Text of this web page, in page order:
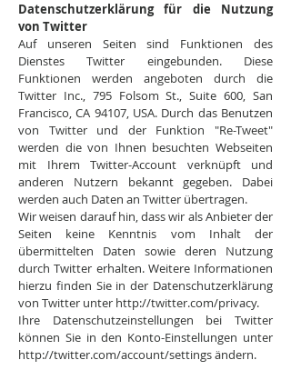
Datenschutzerklärung für die Nutzung
von Twitter
Auf unseren Seiten sind Funktionen des
Dienstes Twitter eingebunden. Diese
Funktionen werden angeboten durch die
Twitter Inc., 795 Folsom St., Suite 600, San
Francisco, CA 94107, USA. Durch das Benutzen
von Twitter und der Funktion "Re-Tweet"
werden die von Ihnen besuchten Webseiten
mit Ihrem Twitter-Account verknüpft und
anderen Nutzern bekannt gegeben. Dabei
werden auch Daten an Twitter übertragen.
Wir weisen darauf hin, dass wir als Anbieter der
Seiten keine Kenntnis vom Inhalt der
übermittelten Daten sowie deren Nutzung
durch Twitter erhalten. Weitere Informationen
hierzu finden Sie in der Datenschutzerklärung
von Twitter unter http://twitter.com/privacy.
Ihre Datenschutzeinstellungen bei Twitter
können Sie in den Konto-Einstellungen unter
http://twitter.com/account/settings ändern.